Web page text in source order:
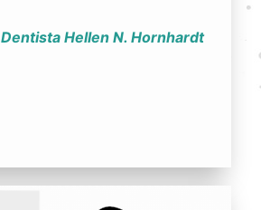
Dentista Hellen N. Hornhardt